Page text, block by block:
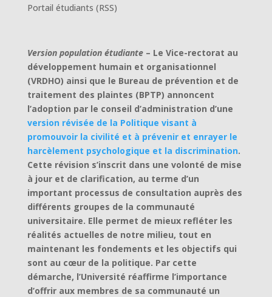
Portail étudiants (RSS)
Version population étudiante– Le Vice-rectorat au
développement humain et organisationnel
(VRDHO) ainsi que le Bureau de prévention et de
traitement des plaintes (BPTP) annoncent
l’adoption par le conseil d’administration d’une
version révisée de la Politique visant à
promouvoir la civilité et à prévenir et enrayer le
harcèlement psychologique et la discrimination.
Cette révision s’inscrit dans une volonté de mise
à jour et de clarification, au terme d’un
important processus de consultation auprès des
différents groupes de la communauté
universitaire. Elle permet de mieux refléter les
réalités actuelles de notre milieu, tout en
maintenant les fondements et les objectifs qui
sont au cœur de la politique. Par cette
démarche, l’Université réaffirme l’importance
d’offrir aux membres de sa communauté un